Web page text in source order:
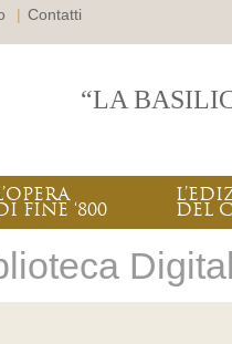
| Contatti
“LA
FINE ‘800 DEL